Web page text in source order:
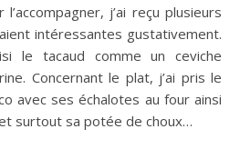
j’ai reçu plusieurs
intéressantes gustativement.
le tacaud comme un ceviche
Concernant le plat, j’ai pris le
avec ses échalotes au four ainsi
surtout sa potée de choux…